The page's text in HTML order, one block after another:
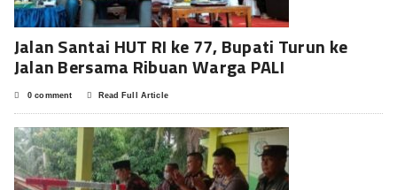
Jalan Santai HUT RI ke 77, Bupati Turun ke
Jalan Bersama Ribuan Warga PALI
0 comment Read Full Article